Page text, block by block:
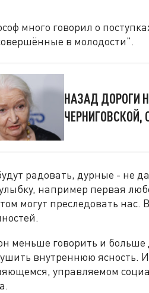
много говорил о
в молодости".
НАЗАД ДОРОГИ
ЧЕРНИГОВСКОЙ,
радовать, дурные - не
например первая
могут преследовать
меньше говорить и больше
внутреннюю ясность.
управляемом